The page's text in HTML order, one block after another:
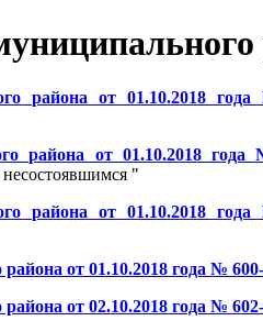
района от 01.10.2018
района от 01.10.2018
"
района от 01.10.2018
от 01.10.2018 года №
от 02.10.2018 года №